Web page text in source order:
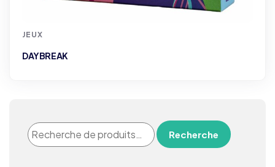
JEUX
DAYBREAK
Recherche